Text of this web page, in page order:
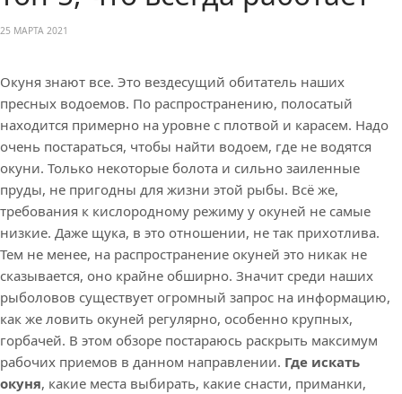
25 МАРТА 2021
Окуня знают все. Это вездесущий обитатель наших
пресных водоемов. По распространению, полосатый
находится примерно на уровне с плотвой и карасем. Надо
очень постараться, чтобы найти водоем, где не водятся
окуни. Только некоторые болота и сильно заиленные
пруды, не пригодны для жизни этой рыбы. Всё же,
требования к кислородному режиму у окуней не самые
низкие. Даже щука, в это отношении, не так прихотлива.
Тем не менее, на распространение окуней это никак не
сказывается, оно крайне обширно. Значит среди наших
рыболовов существует огромный запрос на информацию,
как же ловить окуней регулярно, особенно крупных,
горбачей. В этом обзоре постараюсь раскрыть максимум
рабочих приемов в данном направлении. Где искать
окуня, какие места выбирать, какие снасти, приманки,